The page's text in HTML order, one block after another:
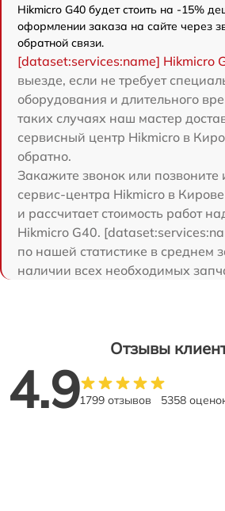
Hikmicro G40 будет стоить на -15%
оформлении заказа на сайте через
обратной связи.
[dataset:services:name] Hikmicro
выезде, если не требует
оборудования и длительного
таких случаях наш мастер
сервисный центр Hikmicro в
обратно.
Закажите звонок или позвоните
сервис-центра Hikmicro в
и рассчитает стоимость работ
Hikmicro G40.
по нашей статистике в среднем
наличии всех необходимых
Отзывы
4.91799 отзывов 5358